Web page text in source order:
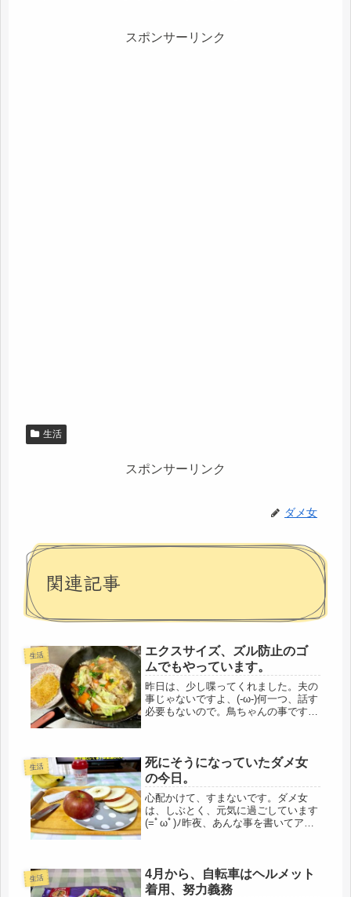
スポンサーリンク
生活
スポンサーリンク
ダメ女
関連記事
生活
エクスサイズ、ズル防止のゴ
ムでもやっています。
昨日は、少し喋ってくれました。夫の
事じゃないですよ、(-ω-)何一つ、話す
必要もないので。鳥ちゃんの事です。
そこまでは戻ってないです...
生活
死にそうになっていたダメ女
の今日。
心配かけて、すまないです。ダメ女
は、しぶとく、元気に過ごしています
(=ﾟωﾟ)ﾉ昨夜、あんな事を書いてアッ
た。一昨日は、治らなかったのだけ
ど...
生活
4月から、自転車はヘルメット
着用、努力義務